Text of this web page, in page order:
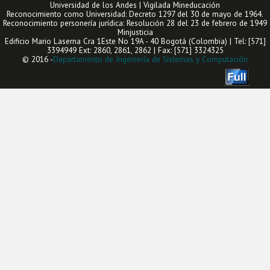
Universidad de los Andes | Vigilada Mineducación
Reconocimiento como Universidad: Decreto 1297 del 30 de mayo de 1964.
Reconocimiento personería jurídica: Resolución 28 del 23 de febrero de 1949
Minjusticia
Edificio Mario Laserna Cra 1Este No 19A - 40 Bogotá (Colombia) | Tel: [571]
3394949 Ext: 2860, 2861, 2862 | Fax: [571] 3324325
© 2016 -Departamento de Ingeniería de Sistemas y Computación